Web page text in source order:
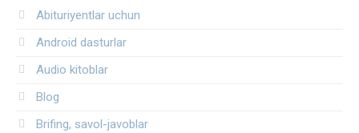
Abituriyentlar uchun
Android dasturlar
Audio kitoblar
Blog
Brifing, savol-javoblar